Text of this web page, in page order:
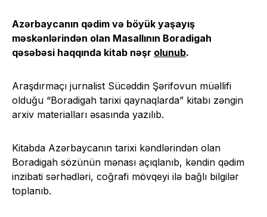
Azərbaycanın qədim və böyük yaşayış
məskənlərindən olan Masallının Boradigah
qəsəbəsi haqqında kitab nəşr olunub.
Araşdırmaçı jurnalist Sücəddin Şərifovun müəllifi
olduğu “Boradigah tarixi qaynaqlarda” kitabı zəngin
arxiv materialları əsasında yazılıb.
Kitabda Azərbaycanın tarixi kəndlərindən olan
Boradigah sözünün mənası açıqlanıb, kəndin qədim
inzibati sərhədləri, coğrafi mövqeyi ilə bağlı bilgilər
toplanıb.